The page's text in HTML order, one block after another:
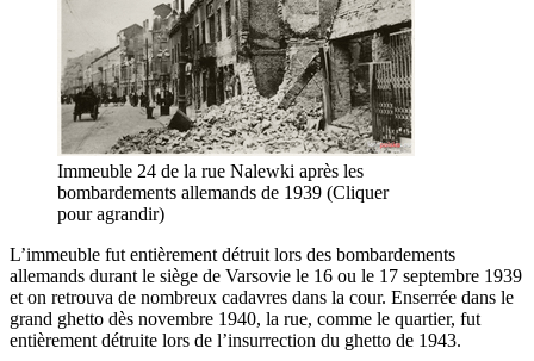
Immeuble 24 de la rue Nalewki après les
bombardements allemands de 1939 (Cliquer
pour agrandir)
L’immeuble fut entièrement détruit lors des bombardements
allemands durant le siège de Varsovie le 16 ou le 17 septembre 1939
et on retrouva de nombreux cadavres dans la cour. Enserrée dans le
grand ghetto dès novembre 1940, la rue, comme le quartier, fut
entièrement détruite lors de l’insurrection du ghetto de 1943.